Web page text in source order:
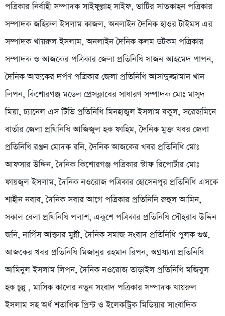
পত্রিকার নির্বাহী সম্পাদক সাইফুল্লাহ সাইফ, ভাটির সাতকাহন পত্রিকার
সম্পাদক জহিরুল ইসলাম কাজল, অনলাইন দৈনিক হাওর টাইমস এর
সম্পাদক খায়রুল ইসলাম, অনলাইন দৈনিক কলম ডটকম পত্রিকার
সম্পাদক ও আজকের পত্রিকার জেলা প্রতিনিধি সাজন আহমেদ পাপন,
দৈনিক আজকের দর্পণ পত্রিকার জেলা প্রতিনিধি আসাদুজ্জামান খান
লিপন, কিশোরগঞ্জ মডেল প্রেসক্লাবের সাধারণ সম্পাদক মোঃ মাসুদ
মিয়া, চ্যানেল এস টিভি প্রতিনিধি মিনহাজুল ইসলাম বকুল, সরেজমিনে
বার্তার জেলা প্রথিনিধি আজিজুল হক ফাহিম, দৈনিক মুক্ত খবর জেলা
প্রতিনিধি রঞ্জন মোদক রনি, দৈনিক আজকের খবর প্রতিনিধি মোঃ
আফসার উদ্দিন, দৈনিক কিশোরগঞ্জ পত্রিকার স্টাফ রিপোর্টার মোঃ
ফায়জুল ইসলাম, দৈনিক নওরোজ পত্রিকার হোসেনপুর প্রতিনিধি এসকে
শাহীন নবাব, দৈনিক সবার আগে পত্রিকার প্রতিনিনি রুহুল আমিন,
সকাল বেলা প্রথিনিধি পলাশ, একুশে পত্রিকার প্রতিনিধি সৌহরাব উদ্দিন
জনি, নার্গিস আক্তার মুন্নী, দৈনিক সমাজ সংবাদ প্রতিনিধি পুলক গুপ্ত,
আজকের খবর প্রতিনিধি মিজানুর রহমান রিপন, অগ্রযাত্রা প্রতিনিধি
আমিনুল ইসলাম লিপন, দৈনিক নওরোজ তাড়াইল প্রতিনিধি মজিবুল
হক চুন্নু , মাসিক কালের নতুন সংবাদ পত্রিকার সম্পাদক খায়রুল
ইসলাম সহ অর্ধ শতাধিক প্রিন্ট ও ইলেকট্রিক মিডিয়ার সাংবাদিক